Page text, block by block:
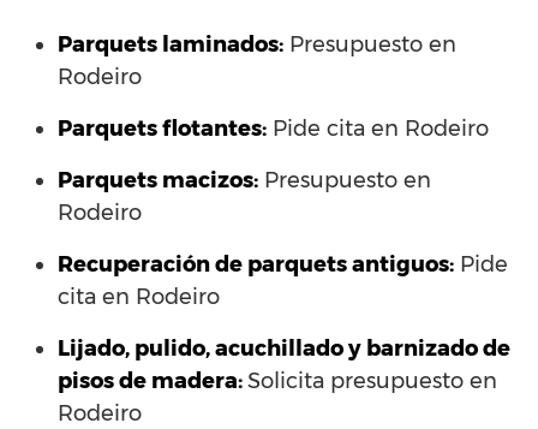
Parquets laminados: Presupuesto en
Rodeiro
Parquets flotantes: Pide cita en Rodeiro
Parquets macizos: Presupuesto en
Rodeiro
Recuperación de parquets antiguos: Pide
cita en Rodeiro
Lijado, pulido, acuchillado y barnizado de
pisos de madera:Solicita presupuesto en
Rodeiro